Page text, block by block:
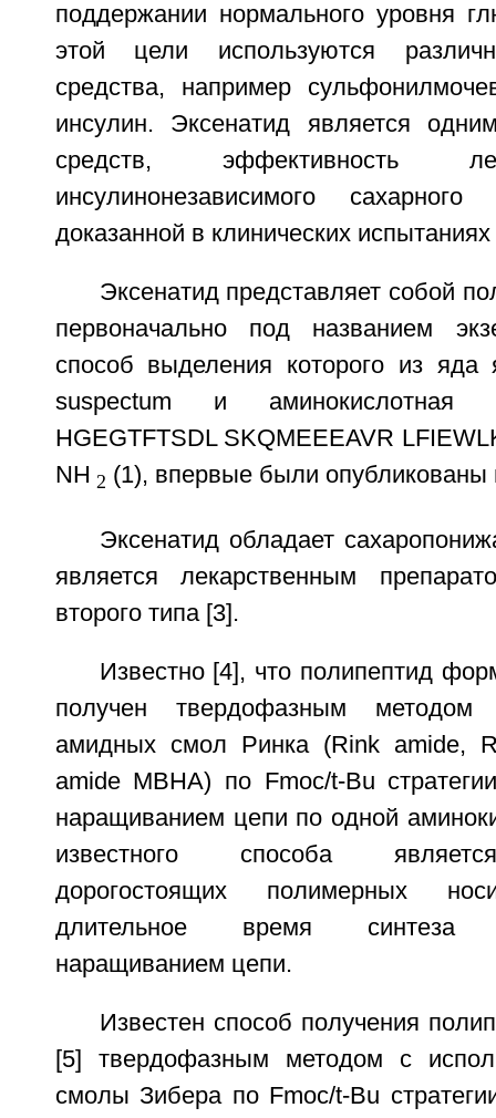
поддержании нормального уровня
этой цели используются
средства, например
инсулин. Эксенатид является
средств, эффективность
инсулинонезависимого
доказанной в клинических
Эксенатид представляет собой
первоначально под названием
способ выделения которого из
suspectum и аминокислотная
HGEGTFTSDL SKQMEEEAVR
NH 2 (1), впервые были опубликованы
Эксенатид обладает
является лекарственным
второго типа [3].
Известно [4], что полипептид
получен твердофазным методом
амидных смол Ринка (Rink amide,
amide MBHA) по Fmoc/t-Bu
наращиванием цепи по одной
известного способа
дорогостоящих полимерных
длительное время синтеза
наращиванием цепи.
Известен способ получения
[5] твердофазным методом с
смолы Зибера по Fmoc/t-Bu